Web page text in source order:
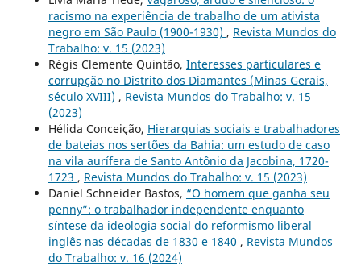
racismo na experiência de trabalho de um ativista
negro em São Paulo (1900-1930) , Revista Mundos do
Trabalho: v. 15 (2023)
Régis Clemente Quintão, Interesses particulares e
corrupção no Distrito dos Diamantes (Minas Gerais,
século XVIII) , Revista Mundos do Trabalho: v. 15
(2023)
Hélida Conceição, Hierarquias sociais e trabalhadores
de bateias nos sertões da Bahia: um estudo de caso
na vila aurífera de Santo Antônio da Jacobina, 1720-
1723 , Revista Mundos do Trabalho: v. 15 (2023)
Daniel Schneider Bastos, “O homem que ganha seu
penny”: o trabalhador independente enquanto
síntese da ideologia social do reformismo liberal
inglês nas décadas de 1830 e 1840 , Revista Mundos
do Trabalho: v. 16 (2024)